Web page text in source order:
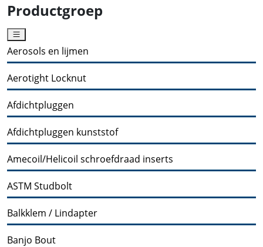
Productgroep
Aerosols en lijmen
Aerotight Locknut
Afdichtpluggen
Afdichtpluggen kunststof
Amecoil/Helicoil schroefdraad inserts
ASTM Studbolt
Balkklem / Lindapter
Banjo Bout